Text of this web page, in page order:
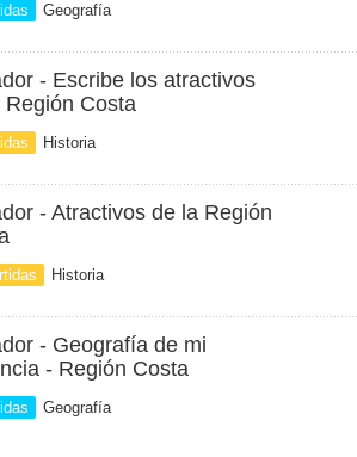
Geografía
- Escribe los atractivos
Región Costa
Historia
- Atractivos de la Región
Historia
- Geografía de mi
- Región Costa
Geografía